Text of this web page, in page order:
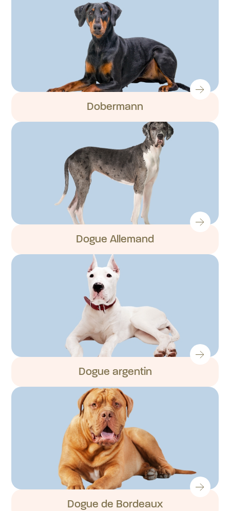
Dobermann
Dogue Allemand
Dogue argentin
Dogue de Bordeaux